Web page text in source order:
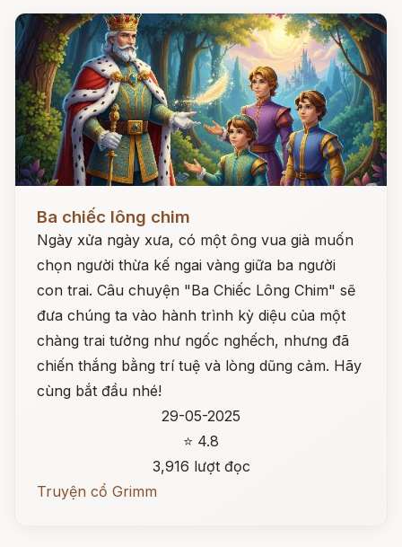
Ba chiếc lông chim
Ngày xửa ngày xưa, có một ông vua già muốn
chọn người thừa kế ngai vàng giữa ba người
con trai. Câu chuyện "Ba Chiếc Lông Chim" sẽ
đưa chúng ta vào hành trình kỳ diệu của một
chàng trai tưởng như ngốc nghếch, nhưng đã
chiến thắng bằng trí tuệ và lòng dũng cảm. Hãy
cùng bắt đầu nhé!
29-05-2025
⭐ 4.8
3,916 lượt đọc
Truyện cổ Grimm